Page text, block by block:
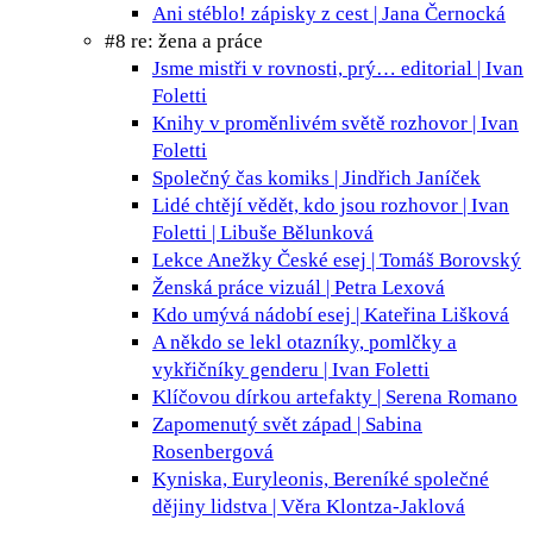
Ani stéblo! zápisky z cest | Jana Černocká
#8 re: žena a práce
Jsme mistři v rovnosti, prý… editorial | Ivan
Foletti
Knihy v proměnlivém světě rozhovor | Ivan
Foletti
Společný čas komiks | Jindřich Janíček
Lidé chtějí vědět, kdo jsou rozhovor | Ivan
Foletti | Libuše Bělunková
Lekce Anežky České esej | Tomáš Borovský
Ženská práce vizuál | Petra Lexová
Kdo umývá nádobí esej | Kateřina Lišková
A někdo se lekl otazníky, pomlčky a
vykřičníky genderu | Ivan Foletti
Klíčovou dírkou artefakty | Serena Romano
Zapomenutý svět západ | Sabina
Rosenbergová
Kyniska, Euryleonis, Bereníké společné
dějiny lidstva | Věra Klontza-Jaklová